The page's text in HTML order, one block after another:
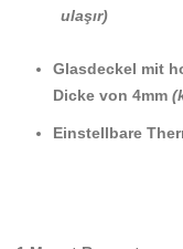
ulaşır)
Glasdeckel mit
Dicke von 4mm
Einstellbare